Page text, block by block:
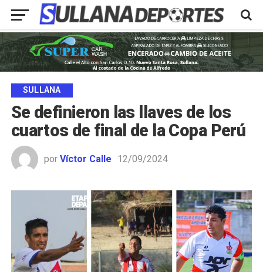
SULLANA
Se definieron las llaves de los
cuartos de final de la Copa Perú
por Víctor Calle 12/09/2024